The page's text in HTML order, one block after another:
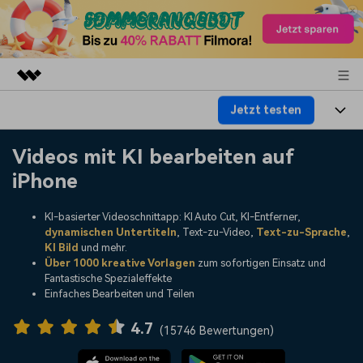
Dienstprogramme
Business
Überblick
Über uns
Presseraum
Jetzt testen
Produkte
Plattformen
Funktionen
Assets
KI
Video/Foto
Audio
Text
Lösungen
Wer
Video-Lösungen
Ressourcen
Über 100 heiße Video-
Meisterkurs
Beherrschen Sie
Erste Schritte
Videos mit KI bearbeiten auf
iPhone
KI-basierter Videoschnittapp: KI Auto Cut, KI-Entferner,
dynamischen Untertiteln, Text-zu-Video, Text-zu-Sprache,
KI Bild und mehr.
Über 1000 kreative Vorlagen zum sofortigen Einsatz und
Fantastische Spezialeffekte
Einfaches Bearbeiten und Teilen
4.7 (15746 Bewertungen)